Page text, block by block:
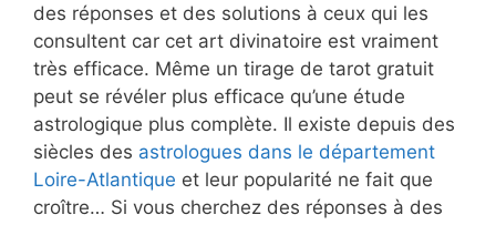
des réponses et des solutions à ceux qui les
consultent car cet art divinatoire est vraiment
très efficace. Même un tirage de tarot gratuit
peut se révéler plus efficace qu’une étude
astrologique plus complète. Il existe depuis des
siècles des astrologues dans le département
Loire-Atlantique et leur popularité ne fait que
croître… Si vous cherchez des réponses à des